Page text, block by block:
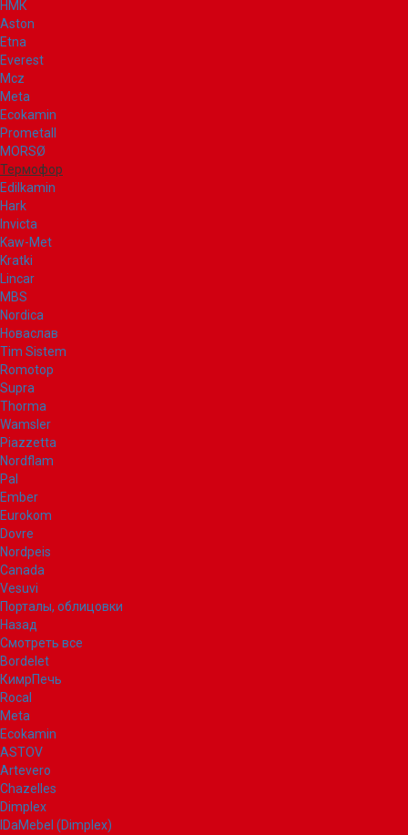
НМК
Aston
Etna
Everest
Mcz
Meta
Ecokamin
Prometall
MORSØ
Термофор
Edilkamin
Hark
Invicta
Kaw-Met
Kratki
Lincar
MBS
Nordica
Новаслав
Tim Sistem
Romotop
Supra
Thorma
Wamsler
Piazzetta
Nordflam
Pal
Ember
Eurokom
Dovre
Nordpeis
Canada
Vesuvi
Порталы, облицовки
Назад
Смотреть все
Bordelet
КимрПечь
Rocal
Meta
Ecokamin
ASTOV
Artevero
Chazelles
Dimplex
IDaMebel (Dimplex)